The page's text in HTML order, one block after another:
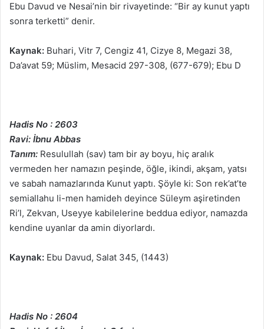
Ebu Davud ve Nesai’nin bir rivayetinde: “Bir ay kunut yaptı
sonra terketti” denir.
Kaynak: Buhari, Vitr 7, Cengiz 41, Cizye 8, Megazi 38,
Da’avat 59; Müslim, Mesacid 297-308, (677-679); Ebu D
Hadis No : 2603
Ravi: İbnu Abbas
Tanım: Resulullah (sav) tam bir ay boyu, hiç aralık
vermeden her namazın peşinde, öğle, ikindi, akşam, yatsı
ve sabah namazlarında Kunut yaptı. Şöyle ki: Son rek’at’te
semiallahu li-men hamideh deyince Süleym aşiretinden
Ri’l, Zekvan, Useyye kabilelerine beddua ediyor, namazda
kendine uyanlar da amin diyorlardı.
Kaynak: Ebu Davud, Salat 345, (1443)
Hadis No : 2604